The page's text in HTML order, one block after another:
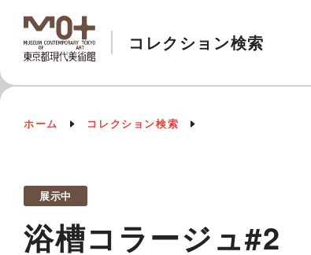
コレクション検索
ホーム コレクション検索
展示中
浴槽コラージュ#2